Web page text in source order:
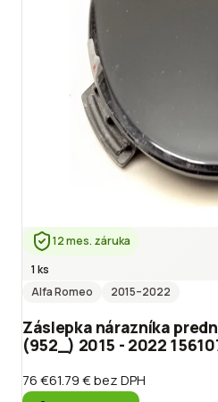
12 mes. záruka
1 ks
Alfa Romeo
2015–2022
Záslepka nárazníka
(952_) 2015 - 2022
76 €61.79 €bez DPH